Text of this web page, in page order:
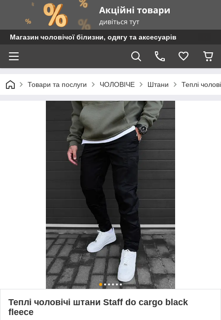
Магазин чоловічої білизни, одягу та аксесуарів
Товари та послуги ЧОЛОВІЧЕ Штани Теплі
Теплі чоловічі штани Staff do cargo black
fleece